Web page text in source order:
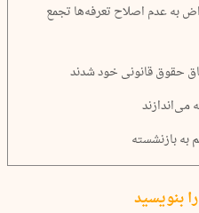
به عدم اصلاح تعرفه‌ها تجمع
حقوق قانونی خود شدند
به بازنشسته
بنویسید